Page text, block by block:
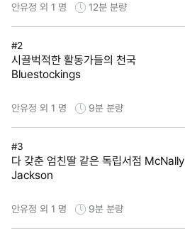
안유정 외 1 명 12분 분량
#2
시끌벅적한 활동가들의 천국
Bluestockings
안유정 외 1 명 9분 분량
#3
다 갖춘 엄친딸 같은 독립서점 McNally
Jackson
안유정 외 1 명 9분 분량